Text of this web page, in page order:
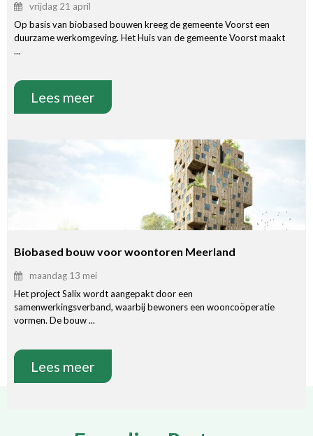
vrijdag 21 april
Op basis van biobased bouwen kreeg de gemeente Voorst een
duurzame werkomgeving. Het Huis van de gemeente Voorst maakt
...
Lees meer
Biobased bouw voor woontoren Meerland
maandag 13 mei
Het project Salix wordt aangepakt door een
samenwerkingsverband, waarbij bewoners een wooncoöperatie
vormen. De bouw ...
Lees meer